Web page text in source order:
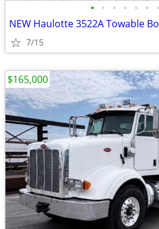
• • • • • • •
7/15
$165,000